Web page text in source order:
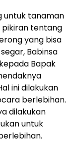
untuk tanaman
tentang
yang bisa
Babinsa
Bapak
ini dilakukan
berlebihan.
dilakukan
untuk